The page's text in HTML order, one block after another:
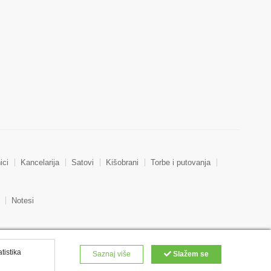
Kancelarija Satovi Kišobrani
Torbe i putovanja
Notesi
Saznaj više Slažem se